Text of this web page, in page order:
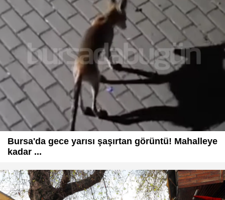
Bursa'da gece yarısı şaşırtan görüntü! Mahalleye
kadar ...